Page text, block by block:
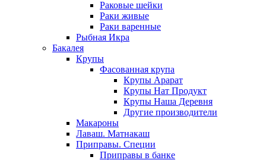
Раковые шейки
Раки живые
Раки варенные
Рыбная Икра
Бакалея
Крупы
Фасованная крупа
Крупы Арарат
Крупы Нат Продукт
Крупы Наша Деревня
Другие производители
Макароны
Лаваш. Матнакаш
Приправы. Специи
Приправы в банке